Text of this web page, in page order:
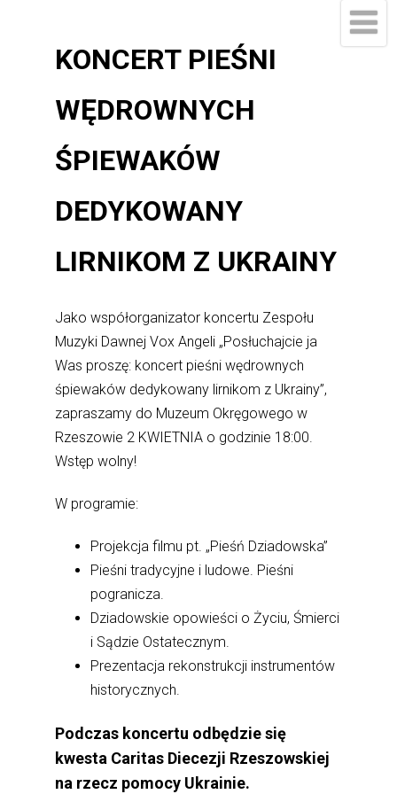
KONCERT PIEŚNI
WĘDROWNYCH
ŚPIEWAKÓW
DEDYKOWANY
LIRNIKOM Z UKRAINY
Jako współorganizator koncertu Zespołu
Muzyki Dawnej Vox Angeli „Posłuchajcie ja
Was proszę: koncert pieśni wędrownych
śpiewaków dedykowany lirnikom z Ukrainy”,
zapraszamy do Muzeum Okręgowego w
Rzeszowie 2 KWIETNIA o godzinie 18:00.
Wstęp wolny!
W programie:
Projekcja filmu pt. „Pieśń Dziadowska”
Pieśni tradycyjne i ludowe. Pieśni
pogranicza.
Dziadowskie opowieści o Życiu, Śmierci
i Sądzie Ostatecznym.
Prezentacja rekonstrukcji instrumentów
historycznych.
Podczas koncertu odbędzie się
kwesta Caritas Diecezji Rzeszowskiej
na rzecz pomocy Ukrainie.